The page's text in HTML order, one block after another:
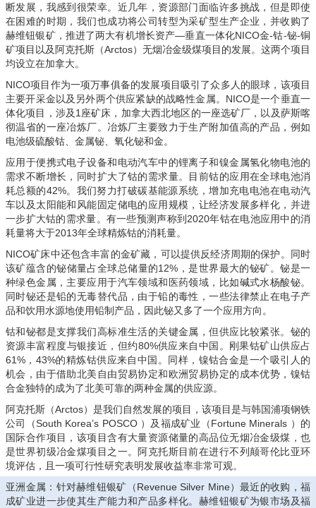
断发展，我感到很荣幸。近几年，资源部门面临许多挑战，但是即使
在困难的时期，我们也成功将公司转型为采矿型生产企业，并收购了
赫维钮银矿，推进了两大有机增长资产—垂直一体化NICO金-钴-铋-铜
矿项目以及阿克托斯（Arctos）无烟冶金级煤项目的发展。这两个项目
均设立在加拿大。
NICO项目作为一项万事俱备的发展项目吸引了众多人的眼球，该项目
主要开采金以及另外两个供应紧缺的战略性金属。NICO是一个垂直一
体化项目，涉及1座矿床，加拿大西北地区的一座选矿厂，以及萨斯喀
彻温省的一座冶炼厂。冶炼厂主要致力于生产附加值高的产品，例如
电池级硫酸钴、金属铋、氧化铋和金。
应用于便携式电子设备和电动汽车中的锂离子和镍金属氢化物电池的
需求不断增长，同时扩大了钴的需求量。目前钴的应用在全球电池消
耗总额的42%。我们努力打破碳基能源系统，增加充电电池在电动汽
车以及太阳能和风能固定储电的应用规模，让经济发展多样化，并进
一步扩大钴的需求量。有一些预测声称到2020年钴在电池应用中的消
耗量将大于2013年全球精炼钴的消耗量。
NICO矿床中还包含丰富的金矿藏，可以提供反经济周期的保护。同时
该矿蕴含的铋储量占全球总储量的12%，是世界最大的铋矿。铋是一
种绿色金属，主要应用于汽车领域和医药领域，比如碱式水杨酸铋。
同时铋还是铅的无毒替代品，由于铅的毒性，一些法律禁止在电子产
品和饮用水源地使用铅制产品，因此铋又多了一个应用方向。
钴和铋都是支撑我们高标准生活的关键金属，但供应比较紧张。铋的
资源丰富程度与银接近，但约80%供应来自中国。刚果钴矿山供应占
61%，43%的精炼钴供应来自中国。同样，镍钴合金是一个吸引人的
机会，由于借助北美自由贸易协定和欧洲贸易协定的成本优势，镍钴
合金独特的成为了北美可靠的两种金属的供应源。
阿克托斯（Arctos）是我们自然发展的项目，该项目是与韩国浦项钢铁
公司（South Korea’s POSCO ）及福成矿业（Fortune Minerals ）的
国际合作项目，该项目含有大量资源储量的高品位无烟冶金级煤，也
是世界初级冶金煤项目之一。阿克托斯目前在进行不列颠哥伦比亚环
境评估，且一项可行性研究表明发展收益率非常可观。
亚洲金属：针对赫维钮银矿（Revenue Silver Mine）最近的收购，福
成矿业进一步使其生产能力和产品多样化。赫维钮银矿为银市场及福